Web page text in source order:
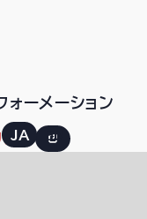
JA EN
ォーメーション
シー